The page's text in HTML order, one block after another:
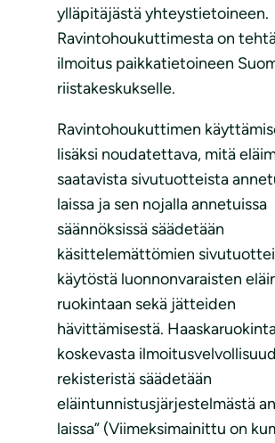
ylläpitäjästä yhteystietoineen.
Ravintohoukuttimesta on
ilmoitus paikkatietoineen
riistakeskukselle.
Ravintohoukuttimen
lisäksi noudatettava, mitä
saatavista sivutuotteista
laissa ja sen nojalla annetuissa
säännöksissä säädetään
käsittelemättömien
käytöstä luonnonvaraisten
ruokintaan sekä jätteiden
hävittämisestä.
koskevasta
rekisteristä säädetään
eläintunnistusjärjestelmästä
laissa” (Viimeksimainittu on